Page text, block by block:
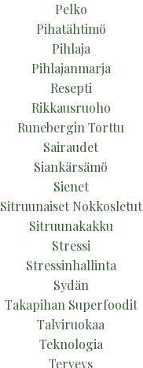
Pelko
Pihatähtimö
Pihlaja
Pihlajanmarja
Resepti
Rikkausruoho
Runebergin Torttu
Sairaudet
Siankärsämö
Sienet
Sitruunaiset Nokkosletut
Sitruunakakku
Stressi
Stressinhallinta
Sydän
Takapihan Superfoodit
Talviruokaa
Teknologia
Terveys